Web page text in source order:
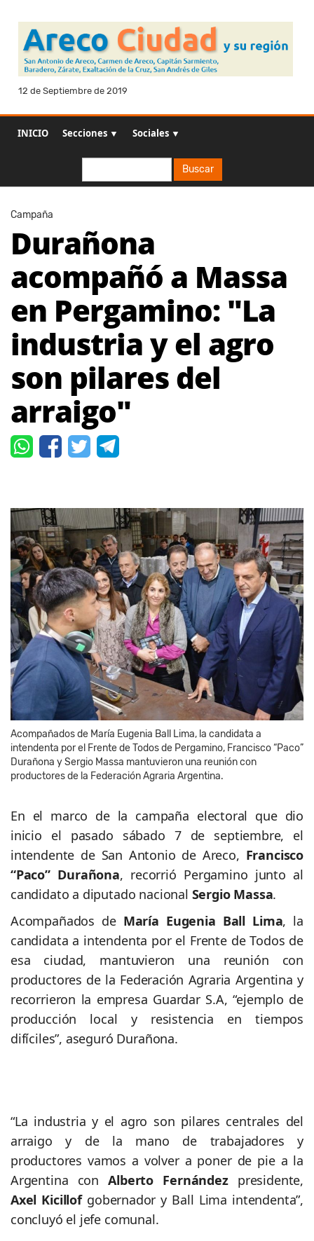
12 de Septiembre de 2019
INICIO Secciones ▼ Sociales ▼
Buscar
Campaña
Durañona
acompañó a Massa
en Pergamino: "La
industria y el agro
son pilares del
arraigo"
Acompañados de María Eugenia Ball Lima, la candidata a
intendenta por el Frente de Todos de Pergamino, Francisco “Paco”
Durañona y Sergio Massa mantuvieron una reunión con
productores de la Federación Agraria Argentina.
En el marco de la campaña electoral que dio
inicio el pasado sábado 7 de septiembre, el
intendente de San Antonio de Areco, Francisco
“Paco” Durañona, recorrió Pergamino junto al
candidato a diputado nacional Sergio Massa.
Acompañados de María Eugenia Ball Lima, la
candidata a intendenta por el Frente de Todos de
esa ciudad, mantuvieron una reunión con
productores de la Federación Agraria Argentina y
recorrieron la empresa Guardar S.A, “ejemplo de
producción local y resistencia en tiempos
difíciles”, aseguró Durañona.
“La industria y el agro son pilares centrales del
arraigo y de la mano de trabajadores y
productores vamos a volver a poner de pie a la
Argentina conAlberto Fernándezpresidente,
Axel Kicillofgobernador y Ball Lima intendenta”,
concluyó el jefe comunal.